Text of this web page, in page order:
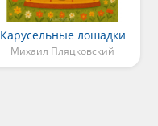
Карусельные лошадки
Михаил Пляцковский